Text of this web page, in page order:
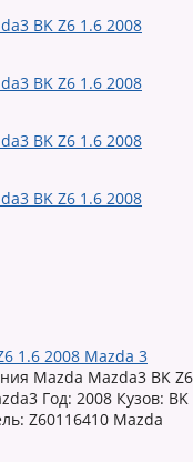
1.6 2008 Mazda 3
Mazda Mazda3 BK Z6
Год: 2008 Кузов: BK
Z60116410 Mazda